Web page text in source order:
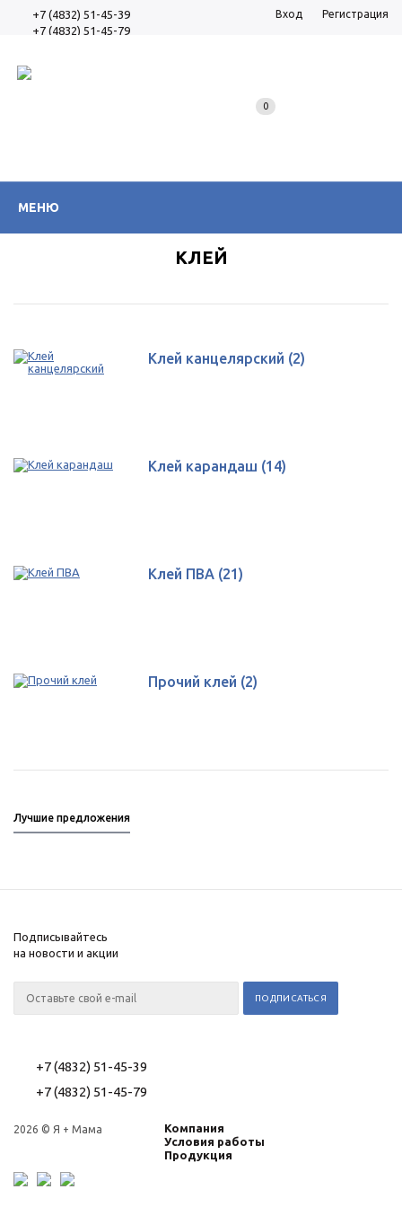
+7 (4832) 51-45-39
+7 (4832) 51-45-79
Вход Регистрация
МЕНЮ
0
КЛЕЙ
Клей канцелярский (2)
Клей карандаш (14)
Клей ПВА (21)
Прочий клей (2)
Лучшие предложения
Подписывайтесь
на новости и акции
+7 (4832) 51-45-39
+7 (4832) 51-45-79
2026 © Я + Мама
Компания
Условия работы
Продукция